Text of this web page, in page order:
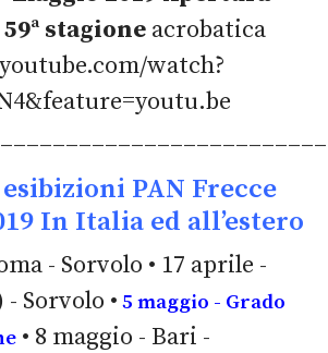
59ª stagione acrobatica
watch?
PAN Frecce
In Italia ed all’estero
- Sorvolo • 17 aprile -
Sorvolo • 5 maggio - Grado
• 8 maggio - Bari -